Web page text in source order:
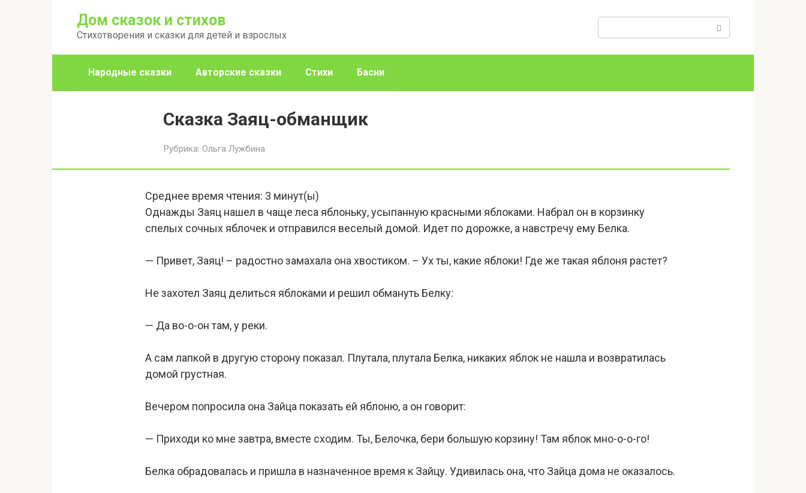
Дом сказок и стихов
Стихотворения и сказки для детей и взрослых
Народные сказки Авторские сказки Стихи Басни
Сказка Заяц-обманщик
Рубрика: Ольга Лужбина
Среднее время чтения: 3 минут(ы)
Однажды Заяц нашел в чаще леса яблоньку, усыпанную красными яблоками. Набрал он в корзинку
спелых сочных яблочек и отправился веселый домой. Идет по дорожке, а навстречу ему Белка.
— Привет, Заяц! – радостно замахала она хвостиком. – Ух ты, какие яблоки! Где же такая яблоня растет?
Не захотел Заяц делиться яблоками и решил обмануть Белку:
— Да во-о-он там, у реки.
А сам лапкой в другую сторону показал. Плутала, плутала Белка, никаких яблок не нашла и возвратилась
домой грустная.
Вечером попросила она Зайца показать ей яблоню, а он говорит:
— Приходи ко мне завтра, вместе сходим. Ты, Белочка, бери большую корзину! Там яблок мно-о-о-го!
Белка обрадовалась и пришла в назначенное время к Зайцу. Удивилась она, что Зайца дома не оказалось.